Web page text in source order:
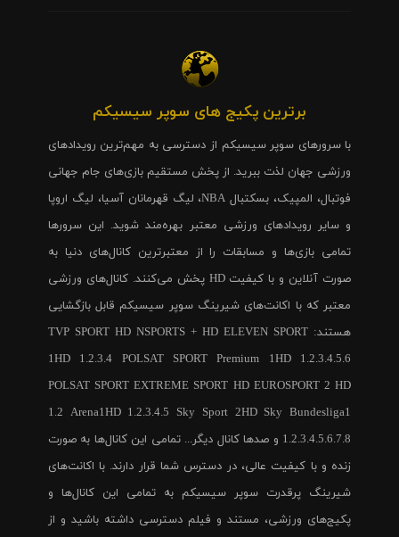
برترین پکیج های سوپر سیسیکم
با سرورهای سوپر سیسیکم از دسترسی به مهم‌ترین رویدادهای
ورزشی جهان لذت ببرید. از پخش مستقیم بازی‌های جام جهانی
فوتبال، المپیک، بسکتبال NBA، لیگ قهرمانان آسیا، لیگ اروپا
و سایر رویدادهای ورزشی معتبر بهره‌مند شوید. این سرورها
تمامی بازی‌ها و مسابقات را از معتبرترین کانال‌های دنیا به
صورت آنلاین و با کیفیت HD پخش می‌کنند. کانال‌های ورزشی
معتبر که با اکانت‌های شیرینگ سوپر سیسیکم قابل بازگشایی
هستند: TVP SPORT HD NSPORTS + HD ELEVEN SPORT
1HD 1.2.3.4 POLSAT SPORT Premium 1HD 1.2.3.4.5.6
POLSAT SPORT EXTREME SPORT HD EUROSPORT 2 HD
1.2 Arena1HD 1.2.3.4.5 Sky Sport 2HD Sky Bundesliga1
1.2.3.4.5.6.7.8 و صدها کانال دیگر... تمامی این کانال‌ها به صورت
زنده و با کیفیت عالی، در دسترس شما قرار دارند. با اکانت‌های
شیرینگ پرقدرت سوپر سیسیکم به تمامی این کانال‌ها و
پکیج‌های ورزشی، مستند و فیلم دسترسی داشته باشید و از